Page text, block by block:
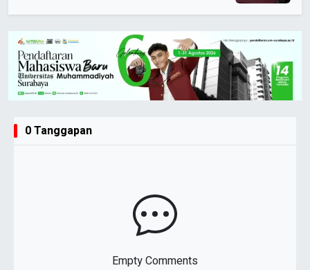
0 Tanggapan
Empty Comments